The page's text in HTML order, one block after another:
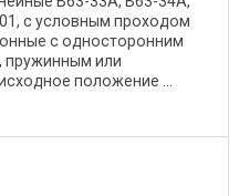
с условным проходом
с односторонним
пружинным или
положение ...